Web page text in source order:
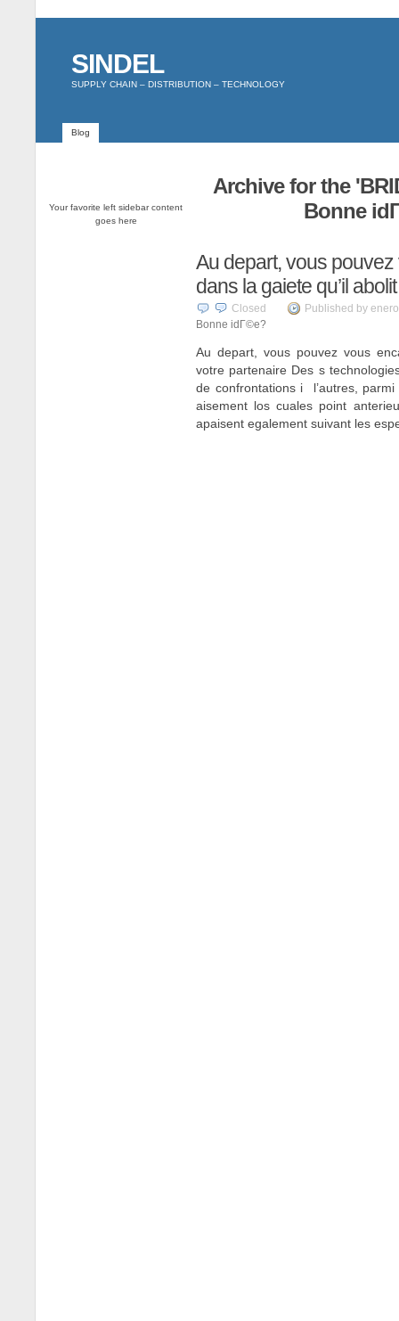
SINDEL
SUPPLY CHAIN – DISTRIBUTION – TECHNOLOGY
Blog
Your favorite left sidebar content
goes here
Archive for the
Bonne
Au depart, vous
dans la gaiete qu’il
Closed
Published by
Bonne idГ©e?
Au depart, vous pouvez vous
votre partenaire Des s
de confrontations i l’autres,
aisement los cuales point
apaisent egalement suivant les